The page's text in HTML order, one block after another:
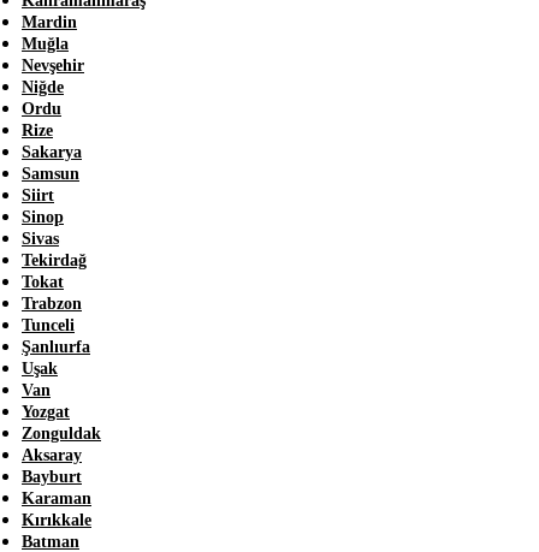
Mardin
Muğla
Nevşehir
Niğde
Ordu
Rize
Sakarya
Samsun
Siirt
Sinop
Sivas
Tekirdağ
Tokat
Trabzon
Tunceli
Şanlıurfa
Uşak
Van
Yozgat
Zonguldak
Aksaray
Bayburt
Karaman
Kırıkkale
Batman